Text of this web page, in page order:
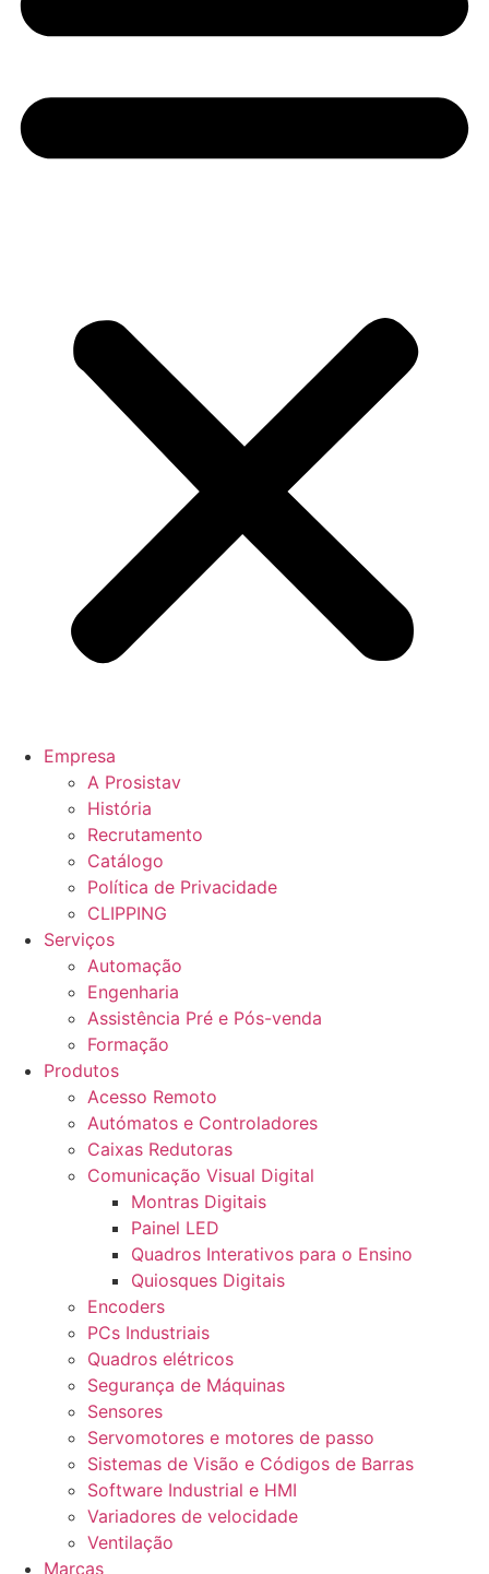
Empresa
A Prosistav
História
Recrutamento
Catálogo
Política de Privacidade
CLIPPING
Serviços
Automação
Engenharia
Assistência Pré e Pós-venda
Formação
Produtos
Acesso Remoto
Autómatos e Controladores
Caixas Redutoras
Comunicação Visual Digital
Montras Digitais
Painel LED
Quadros Interativos para o Ensino
Quiosques Digitais
Encoders
PCs Industriais
Quadros elétricos
Segurança de Máquinas
Sensores
Servomotores e motores de passo
Sistemas de Visão e Códigos de Barras
Software Industrial e HMI
Variadores de velocidade
Ventilação
Marcas